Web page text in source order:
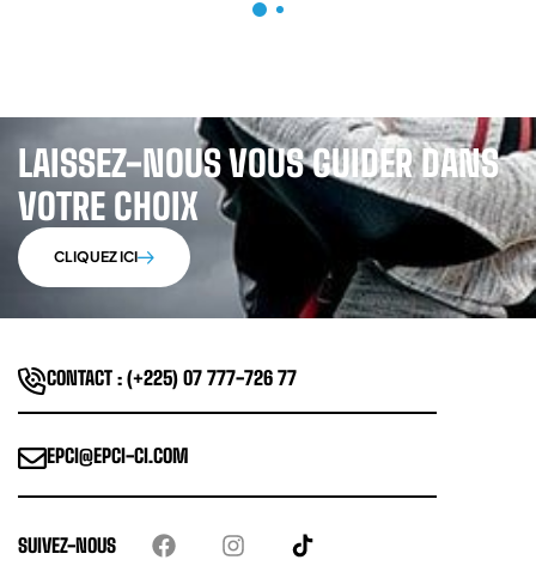
LAISSEZ-NOUS VOUS GUIDER DANS
VOTRE CHOIX
CLIQUEZ ICI
CONTACT : (+225) 07 777-726 77
EPCI@EPCI-CI.COM
SUIVEZ-NOUS